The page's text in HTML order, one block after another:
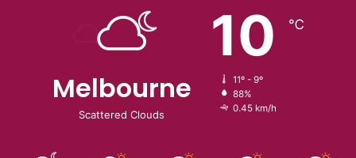
Melbourne
Scattered Clouds
10 ℃
11º - 9º
88%
0.45 km/h